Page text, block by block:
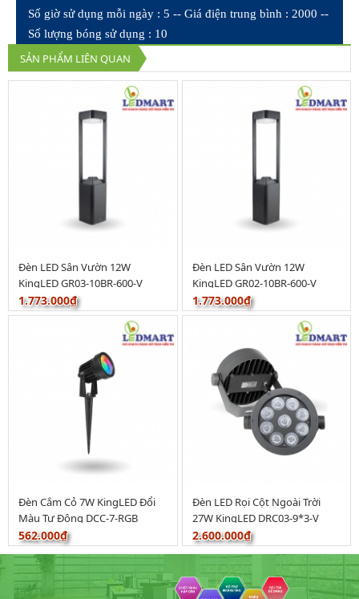
Số giờ sử dụng mỗi ngày : 5 -- Giá điện trung bình : 2000 --
Số lượng bóng sử dụng : 10
SẢN PHẨM LIÊN QUAN
Đèn LED Sân Vườn 12W
KingLED GR03-10BR-600-V
1.773.000₫
Đèn LED Sân Vườn 12W
KingLED GR02-10BR-600-V
1.773.000₫
Đèn Cắm Cỏ 7W KingLED Đổi
Màu Tự Động DCC-7-RGB
562.000₫
Đèn LED Rọi Cột Ngoài Trời
27W KingLED DRC03-9*3-V
2.600.000₫